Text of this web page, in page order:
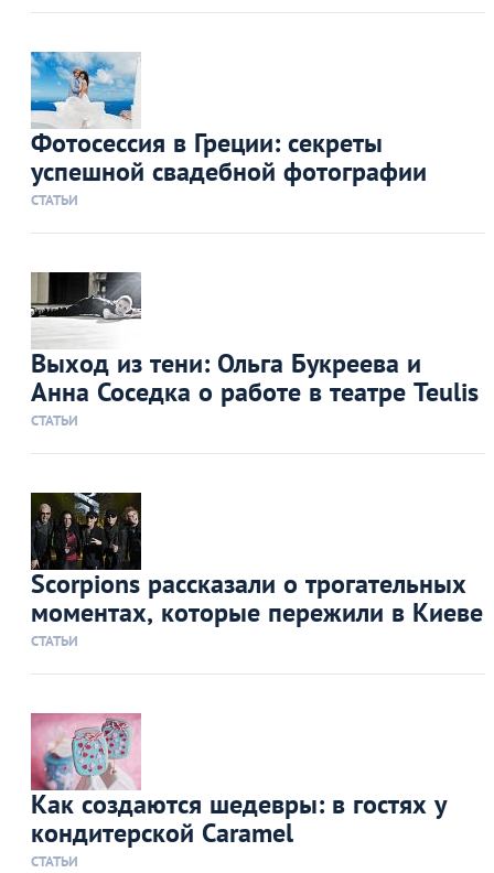
Фотосессия в Греции: секреты
успешной свадебной фотографии
СТАТЬИ
Выход из тени: Ольга Букреева и
Анна Соседка о работе в театре Teulis
СТАТЬИ
Scorpions рассказали о трогательных
моментах, которые пережили в Киеве
СТАТЬИ
Как создаются шедевры: в гостях у
кондитерской Caramel
СТАТЬИ